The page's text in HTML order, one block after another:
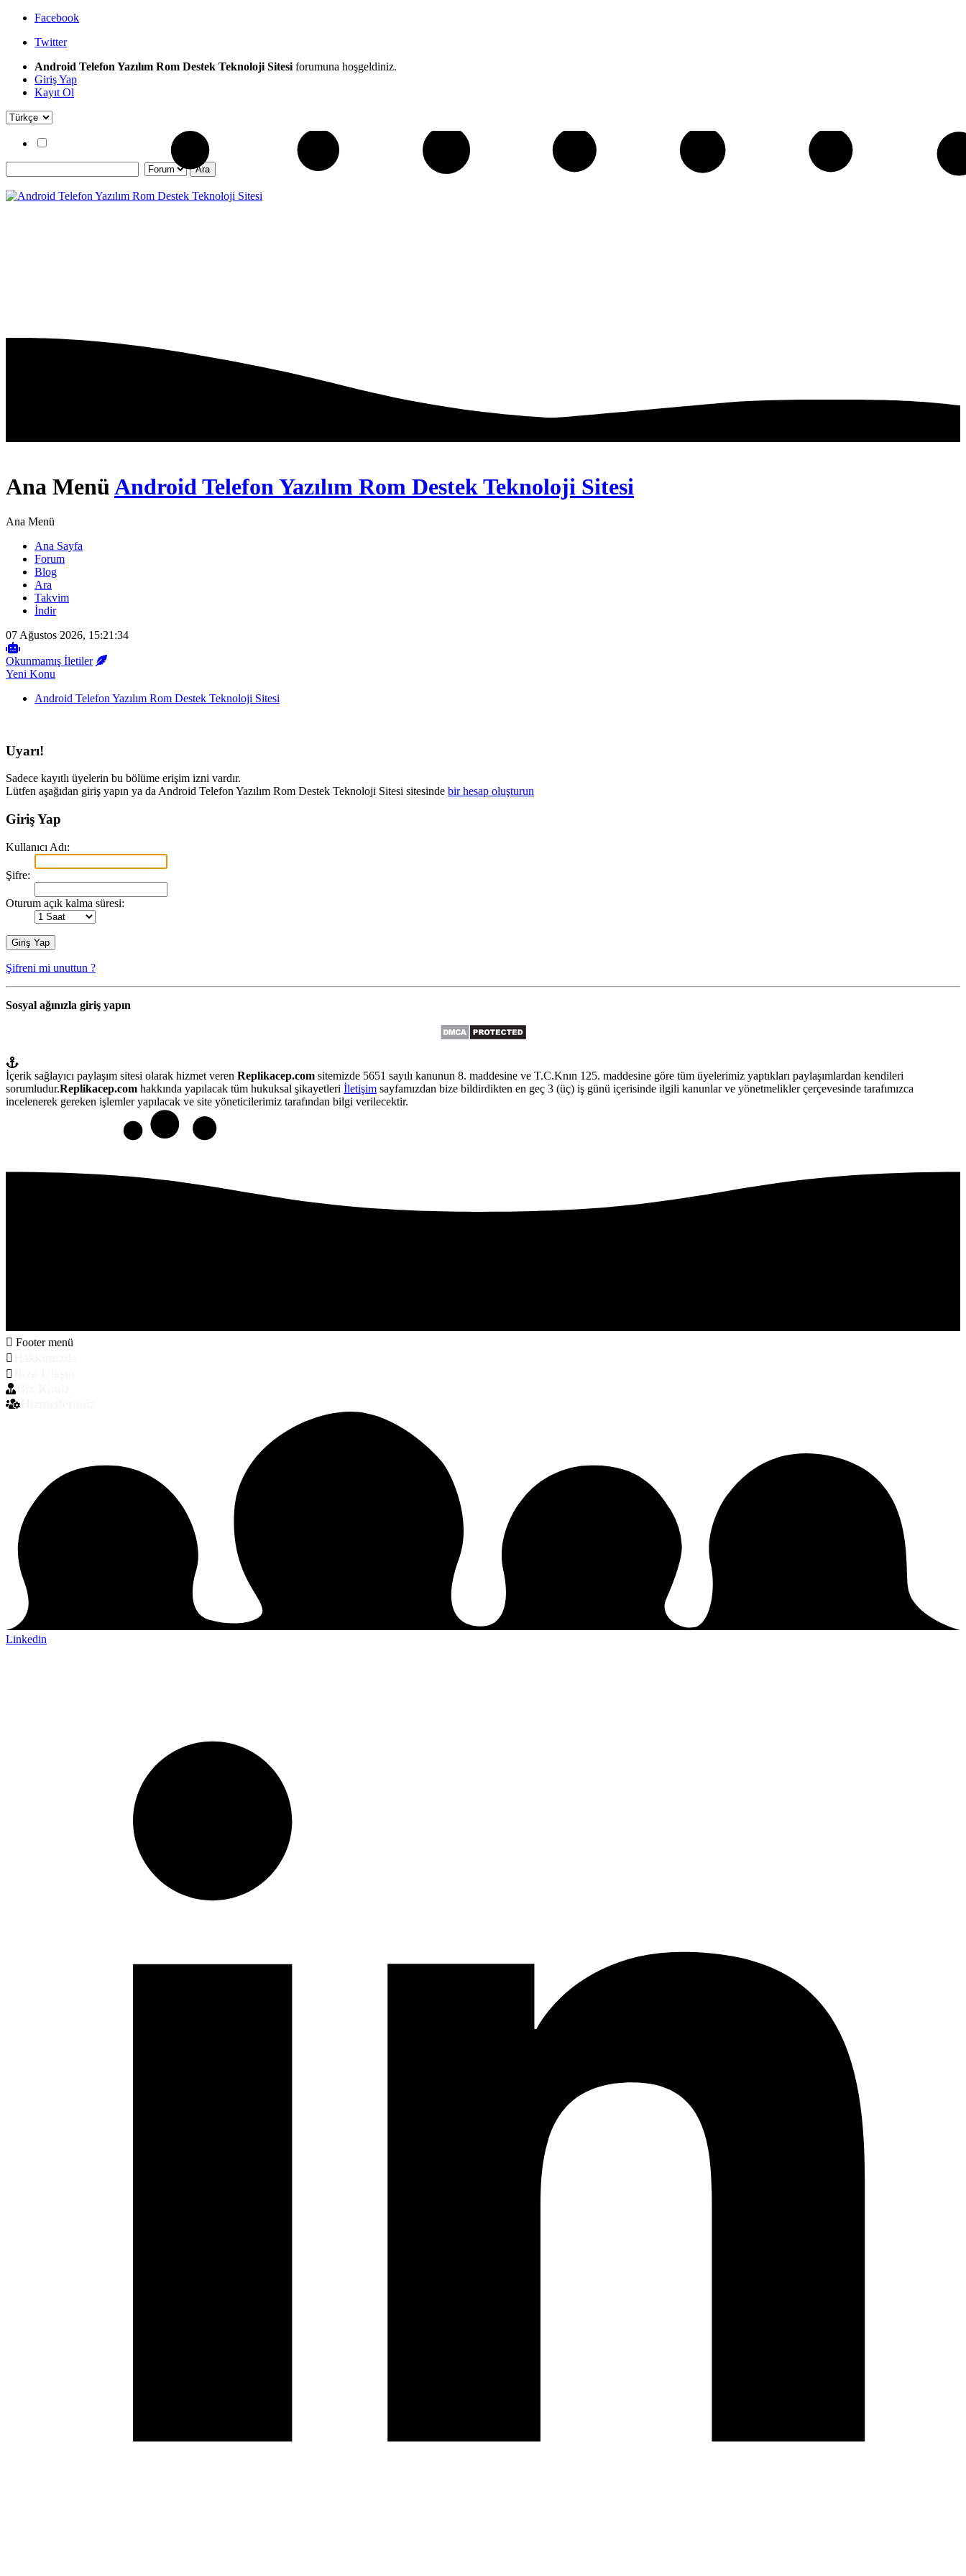
Facebook
Twitter
Android Telefon Yazılım Rom Destek Teknoloji Sitesi forumuna hoşgeldiniz.
Giriş Yap
Kayıt Ol
Ana MenüAndroid Telefon Yazılım Rom Destek Teknoloji Sitesi
Ana Menü
Ana Sayfa
Forum
Blog
Ara
Takvim
İndir
07 Ağustos 2026, 15:21:34
Okunmamış İletiler
Yeni Konu
Android Telefon Yazılım Rom Destek Teknoloji Sitesi
Uyarı!
Sadece kayıtlı üyelerin bu bölüme erişim izni vardır.
Lütfen aşağıdan giriş yapın ya da Android Telefon Yazılım Rom Destek Teknoloji Sitesi sitesinde bir hesap oluşturun
Giriş Yap
Kullanıcı Adı:
Şifre:
Oturum açık kalma süresi:
Şifreni mi unuttun ?
Sosyal ağınızla giriş yapın
İçerik sağlayıcı paylaşım sitesi olarak hizmet veren Replikacep.com sitemizde 5651 sayılı kanunun 8. maddesine ve T.C.Knın 125. maddesine göre tüm üyelerimiz yaptıkları paylaşımlardan kendileri
sorumludur.Replikacep.com hakkında yapılacak tüm hukuksal şikayetleri İletişim sayfamızdan bize bildirdikten en geç 3 (üç) iş günü içerisinde ilgili kanunlar ve yönetmelikler çerçevesinde tarafımızca
incelenerek gereken işlemler yapılacak ve site yöneticilerimiz tarafından bilgi verilecektir.
Footer menü
Linkedin